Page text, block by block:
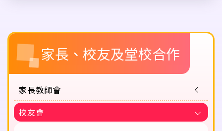
Main
navigation
家長、校友及堂校合作
家長教師會
校友會